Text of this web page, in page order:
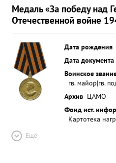
Медаль «За победу над
Отечественной войне
Дата рождения
Дата документа
Воинское
гв. майор|гв.
Архив ЦАМО
Фонд ист.
Картотека
Ещё